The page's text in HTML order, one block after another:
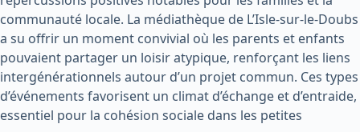
communauté locale. La médiathèque de L’Isle-sur-le-Doubs
a su offrir un moment convivial où les parents et enfants
pouvaient partager un loisir atypique, renforçant les liens
intergénérationnels autour d’un projet commun. Ces types
d’événements favorisent un climat d’échange et d’entraide,
essentiel pour la cohésion sociale dans les petites